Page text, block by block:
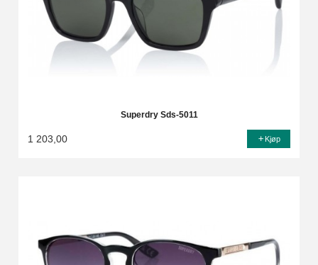
Superdry Sds-5011
1 203,00 Kjøp